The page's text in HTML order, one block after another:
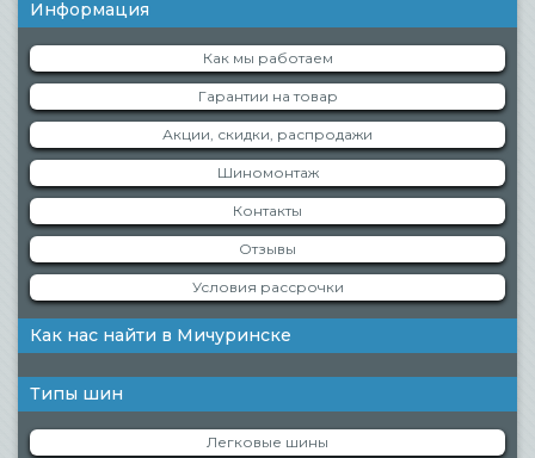
Информация
Как мы работаем
Гарантии на товар
Акции, скидки, распродажи
Шиномонтаж
Контакты
Отзывы
Условия рассрочки
Как нас найти в Мичуринске
Типы шин
Легковые шины